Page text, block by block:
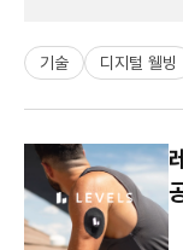
기술 디지털 웰빙